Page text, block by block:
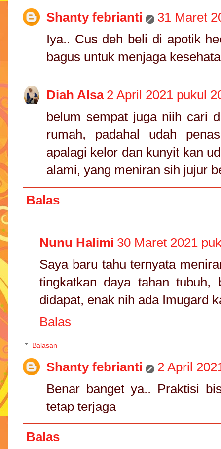
Shanty febrianti
31 Maret
Iya.. Cus deh beli di apotik
bagus untuk menjaga
Diah Alsa 2 April 2021 pukul
belum sempat juga niih cari
rumah, padahal udah
apalagi kelor dan kunyit kan
alami, yang meniran sih jujur
Balas
Nunu Halimi 30 Maret 2021
Saya baru tahu ternyata
tingkatkan daya tahan tubuh,
didapat, enak nih ada Imugard
Balas
Balasan
Shanty febrianti
2 April
Benar banget ya.. Praktisi
tetap terjaga
Balas